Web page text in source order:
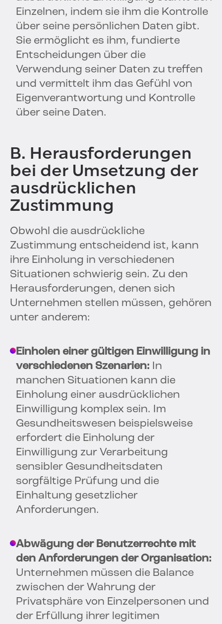
Einzelnen, indem sie ihm die Kontrolle
über seine persönlichen Daten gibt.
Sie ermöglicht es ihm, fundierte
Entscheidungen über die
Verwendung seiner Daten zu treffen
und vermittelt ihm das Gefühl von
Eigenverantwortung und Kontrolle
über seine Daten.
B. Herausforderungen
bei der Umsetzung der
ausdrücklichen
Zustimmung
Obwohl die ausdrückliche
Zustimmung entscheidend ist, kann
ihre Einholung in verschiedenen
Situationen schwierig sein. Zu den
Herausforderungen, denen sich
Unternehmen stellen müssen, gehören
unter anderem:
Einholen einer gültigen Einwilligung in
verschiedenen Szenarien: In
manchen Situationen kann die
Einholung einer ausdrücklichen
Einwilligung komplex sein. Im
Gesundheitswesen beispielsweise
erfordert die Einholung der
Einwilligung zur Verarbeitung
sensibler Gesundheitsdaten
sorgfältige Prüfung und die
Einhaltung gesetzlicher
Anforderungen.
Abwägung der Benutzerrechte mit
den Anforderungen der Organisation:
Unternehmen müssen die Balance
zwischen der Wahrung der
Privatsphäre von Einzelpersonen und
der Erfüllung ihrer legitimen